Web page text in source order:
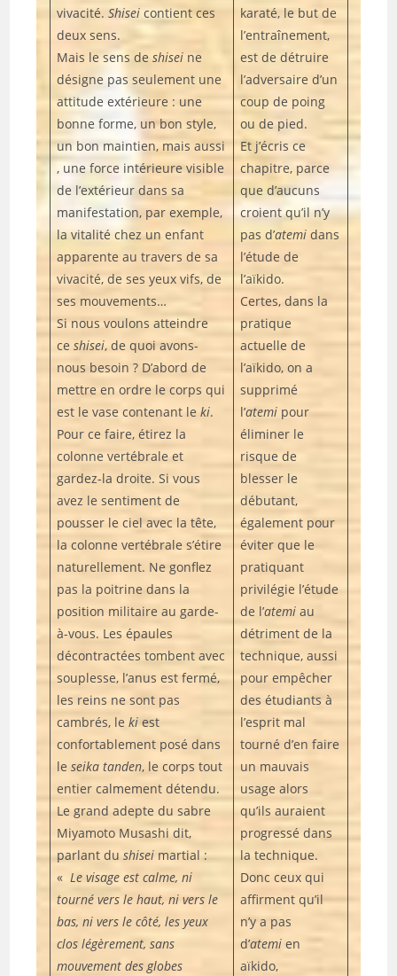
vivacité. Shiseicontient ces
deux sens.
Mais le sens de shiseine
désigne pas seulement une
attitude extérieure : une
bonne forme, un bon style,
un bon maintien, mais aussi
, une force intérieure visible
de l’extérieur dans sa
manifestation, par exemple,
la vitalité chez un enfant
apparente au travers de sa
vivacité, de ses yeux vifs, de
ses mouvements…
Si nous voulons atteindre
ce shisei, de quoi avons-
nous besoin ? D’abord de
mettre en ordre le corps qui
est le vase contenant le ki.
Pour ce faire, étirez la
colonne vertébrale et
gardez-la droite. Si vous
avez le sentiment de
pousser le ciel avec la tête,
la colonne vertébrale s’étire
naturellement. Ne gonflez
pas la poitrine dans la
position militaire au garde-
à-vous. Les épaules
décontractées tombent avec
souplesse, l’anus est fermé,
les reins ne sont pas
cambrés, le kiest
confortablement posé dans
le seika tanden, le corps tout
entier calmement détendu.
Le grand adepte du sabre
Miyamoto Musashi dit,
parlant du shiseimartial :
« Le visage est calme, ni
tourné vers le haut, ni vers le
bas, ni vers le côté, les yeux
clos légèrement, sans
mouvement des globes
karaté, le but de
l’entraînement,
est de détruire
l’adversaire d’un
coup de poing
ou de pied.
Et j’écris ce
chapitre, parce
que d’aucuns
croient qu’il n’y
pas d’atemidans
l’étude de
l’aïkido.
Certes, dans la
pratique
actuelle de
l’aïkido, on a
supprimé
l’atemipour
éliminer le
risque de
blesser le
débutant,
également pour
éviter que le
pratiquant
privilégie l’étude
de l’atemiau
détriment de la
technique, aussi
pour empêcher
des étudiants à
l’esprit mal
tourné d’en faire
un mauvais
usage alors
qu’ils auraient
progressé dans
la technique.
Donc ceux qui
affirment qu’il
n’y a pas
d’atemien
aïkido,